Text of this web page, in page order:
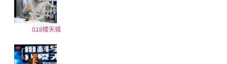
018楼天城